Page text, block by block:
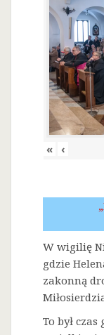
« ‹
W wigilię
gdzie
zakonną
To był